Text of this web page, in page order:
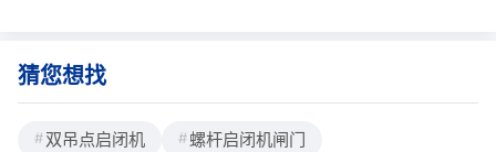
猜您想找
双吊点启闭机
螺杆启闭机闸门